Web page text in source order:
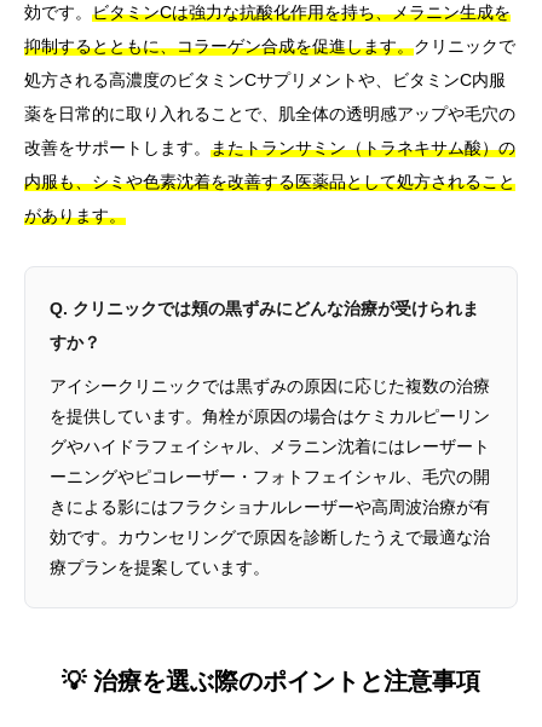
効です。 ビタミンCは強力な抗酸化作用を持ち、メラニン生成を
抑制するとともに、コラーゲン合成を促進します。クリニックで
処方される高濃度のビタミンCサプリメントや、ビタミンC内服
薬を日常的に取り入れることで、肌全体の透明感アップや毛穴の
改善をサポートします。 またトランサミン（トラネキサム酸）の
内服も、シミや色素沈着を改善する医薬品として処方されること
があります。
Q. クリニックでは頬の黒ずみにどんな治療が受けられま
すか？
アイシークリニックでは黒ずみの原因に応じた複数の治療
を提供しています。角栓が原因の場合はケミカルピーリン
グやハイドラフェイシャル、メラニン沈着にはレーザート
ーニングやピコレーザー・フォトフェイシャル、毛穴の開
きによる影にはフラクショナルレーザーや高周波治療が有
効です。カウンセリングで原因を診断したうえで最適な治
療プランを提案しています。
💡 治療を選ぶ際のポイントと注意事項